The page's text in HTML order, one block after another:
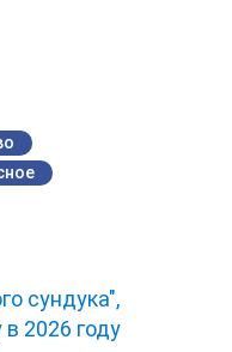
сундука",
2026 году